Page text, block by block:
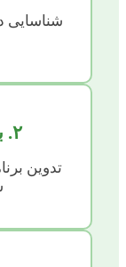
شناسایی
۲. برنامه‌ریزی استراتژیک
تدوین